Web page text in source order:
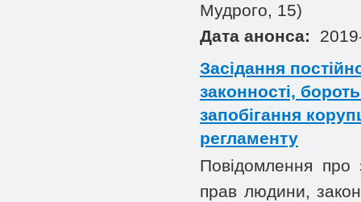
Мудрого, 15)
Дата анонса:
Засідання
законності,
запобігання
регламенту
Повідомлення про
прав людини,